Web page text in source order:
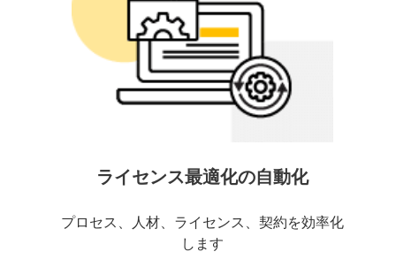
ライセンス最適化の自動化
プロセス、人材、ライセンス、契約を効率化
します